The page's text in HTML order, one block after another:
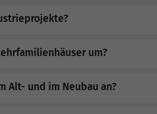
um?
Alt- und im Neubau an?